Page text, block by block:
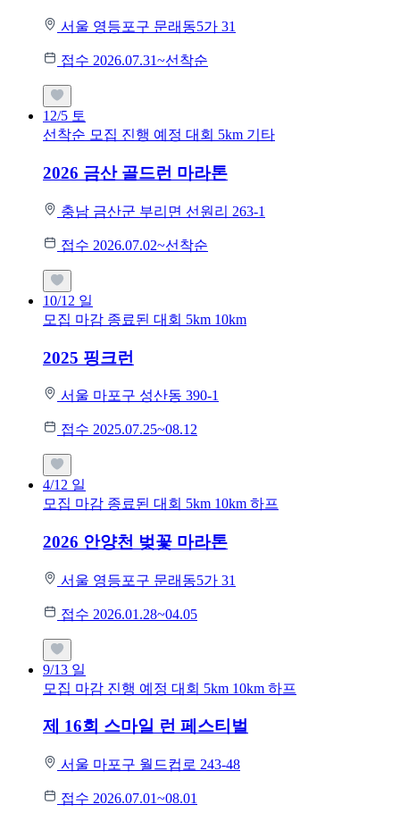
서울 영등포구 문래동5가 31
접수 2026.07.31~선착순
12/5 토
선착순 모집 진행 예정 대회 5km 기타
2026 금산 골드런 마라톤
충남 금산군 부리면 선원리 263-1
접수 2026.07.02~선착순
10/12 일
모집 마감 종료된 대회 5km 10km
2025 핑크런
서울 마포구 성산동 390-1
접수 2025.07.25~08.12
4/12 일
모집 마감 종료된 대회 5km 10km 하프
2026 안양천 벚꽃 마라톤
서울 영등포구 문래동5가 31
접수 2026.01.28~04.05
9/13 일
모집 마감 진행 예정 대회 5km 10km 하프
제 16회 스마일 런 페스티벌
서울 마포구 월드컵로 243-48
접수 2026.07.01~08.01